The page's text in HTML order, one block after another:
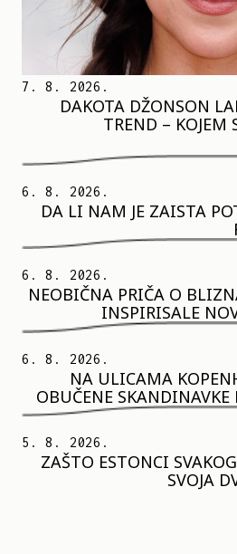
7. 8. 2026.
DAKOTA DŽONSON
TREND – KOJEM
6. 8. 2026.
DA LI NAM JE ZAISTA
6. 8. 2026.
NEOBIČNA PRIČA O
INSPIRISALE
6. 8. 2026.
NA ULICAMA
OBUČENE SKANDINAVKE
5. 8. 2026.
ZAŠTO ESTONCI
SVOJA